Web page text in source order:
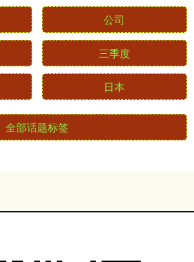
公司
三季度
日本
全部话题标签